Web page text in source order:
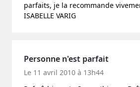
parfaits, je la recommande
ISABELLE VARIG
Personne n'est parfait
Le 11 avril 2010 à 13h44